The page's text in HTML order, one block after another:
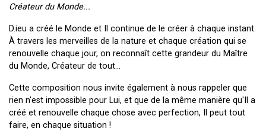
Créateur du Monde...
D.ieu a créé le Monde et Il continue de le créer à chaque instant.
À travers les merveilles de la nature et chaque création qui se
renouvelle chaque jour, on reconnaît cette grandeur du Maître
du Monde, Créateur de tout...
Cette composition nous invite également à nous rappeler que
rien n'est impossible pour Lui, et que de la même manière qu'Il a
créé et renouvelle chaque chose avec perfection, Il peut tout
faire, en chaque situation !